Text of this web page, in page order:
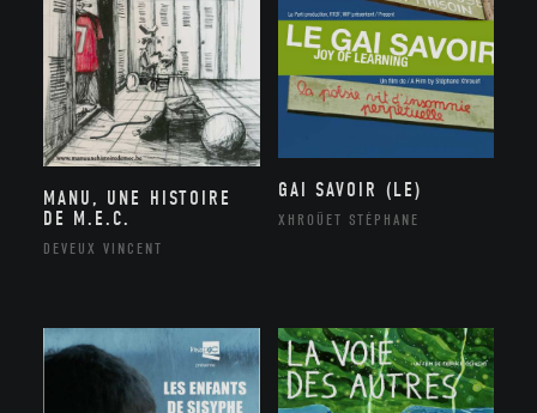
MANU, UNE HISTOIRE
DE M.E.C.
DEVEUX VINCENT
GAI SAVOIR (LE)
XHROÜET STÉPHANE